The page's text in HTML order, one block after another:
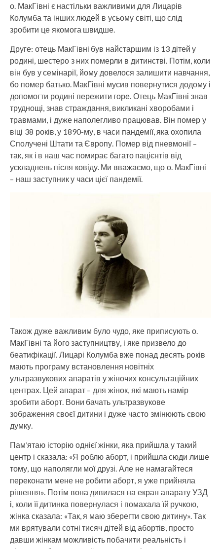
о. МакГівні є настільки важливими для Лицарів
Колумба та інших людей в ​​усьому світі, що слід
зробити це якомога швидше.
Друге: отець МакГівні був найстаршим із 13 дітей у
родині, шестеро з них померли в дитинстві. Потім, коли
він був у семінарії, йому довелося залишити навчання,
бо помер батько. МакГівні мусив повернутися додому і
допомогти родині пережити горе. Отець МакГівні знав
труднощі, знав страждання, викликані хворобами і
травмами, і дуже наполегливо працював. Він помер у
віці 38 років, у 1890-му, в часи пандемії, яка охопила
Сполучені Штати та Європу. Помер від пневмонії –
так, як і в наш час помирає багато пацієнтів від
ускладнень після ковіду. Ми вважаємо, що о. МакГівні
– наш заступник у часи цієї пандемії.
Також дуже важливим було чудо, яке приписують о.
МакГівні та його заступництву, і яке призвело до
беатифікації. Лицарі Колумба вже понад десять років
мають програму встановлення новітніх
ультразвукових апаратів у жіночих консультаційних
центрах. Цей апарат – для жінок, які мають намір
зробити аборт. Вони бачать ультразвукове
зображення своєї дитини і дуже часто змінюють свою
думку.
Пам’ятаю історію однієї жінки, яка прийшла у такий
центр і сказала: «Я роблю аборт, і прийшла сюди лише
тому, що наполягли мої друзі. Але не намагайтеся
переконати мене не робити аборт, я уже прийняла
рішення». Потім вона дивилася на екран апарату УЗД
і, коли її дитинка повернулася і помахала їй ручкою,
жінка сказала: «Так, я маю зберегти свою дитину». Так
ми врятували сотні тисяч дітей від абортів, просто
давши жінкам можливість побачити реальність і